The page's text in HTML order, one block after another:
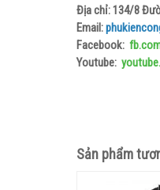
Địa chỉ: 134/8
Email:
Facebook:
Youtube:
Sản phẩm